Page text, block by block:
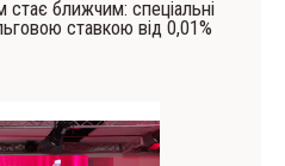
ближчим: спеціальні
ставкою від 0,01%